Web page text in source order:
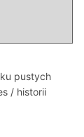
pustych
/ historii